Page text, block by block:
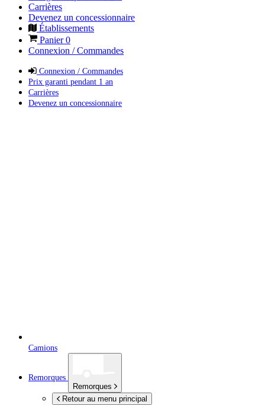
Carrières
Devenez un concessionnaire
Établissements
Panier0
Connexion / Commandes
Connexion / Commandes
Prix garanti pendant 1 an
Carrières
Devenez un concessionnaire
Camions
Remorques
Remorques
Retour au menu principal